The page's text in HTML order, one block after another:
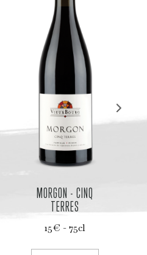
MORGON - CINQ
TERRES
15€ - 75cl